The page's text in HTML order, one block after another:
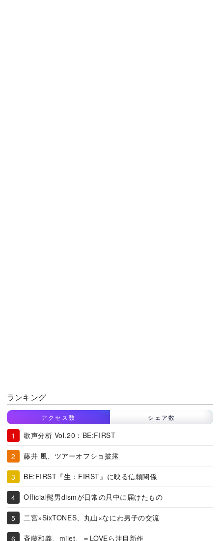
ランキング
アクセス数 シェア数
歌声分析 Vol.20：BE:FIRST
藤井 風、ツアーオフショ披露
BE:FIRST『生：FIRST』に映る信頼関係
Official髭男dismが日常の只中に届けたもの
二宮×SixTONES、丸山×なにわ男子の交流
斉藤和義、milet、＝LOVEら注目新作